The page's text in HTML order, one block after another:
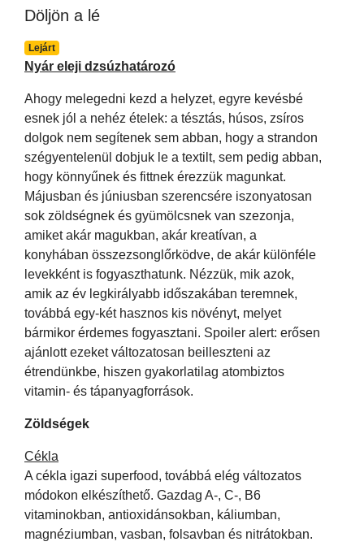
Döljön a lé
Lejárt
Nyár eleji dzsúzhatározó
Ahogy melegedni kezd a helyzet, egyre kevésbé
esnek jól a nehéz ételek: a tésztás, húsos, zsíros
dolgok nem segítenek sem abban, hogy a strandon
szégyentelenül dobjuk le a textilt, sem pedig abban,
hogy könnyűnek és fittnek érezzük magunkat.
Májusban és júniusban szerencsére iszonyatosan
sok zöldségnek és gyümölcsnek van szezonja,
amiket akár magukban, akár kreatívan, a
konyhában összezsonglőrködve, de akár különféle
levekként is fogyaszthatunk. Nézzük, mik azok,
amik az év legkirályabb időszakában teremnek,
továbbá egy-két hasznos kis növényt, melyet
bármikor érdemes fogyasztani. Spoiler alert: erősen
ajánlott ezeket változatosan beilleszteni az
étrendünkbe, hiszen gyakorlatilag atombiztos
vitamin- és tápanyagforrások.
Zöldségek
Cékla
A cékla igazi superfood, továbbá elég változatos
módokon elkészíthető. Gazdag A-, C-, B6
vitaminokban, antioxidánsokban, káliumban,
magnéziumban, vasban, folsavban és nitrátokban.